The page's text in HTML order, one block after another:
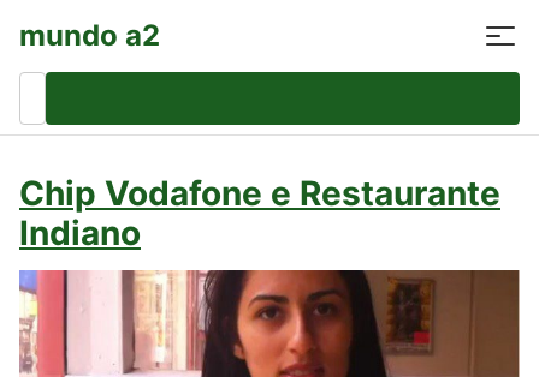
mundo a2
por:
Chip Vodafone e Restaurante
Indiano